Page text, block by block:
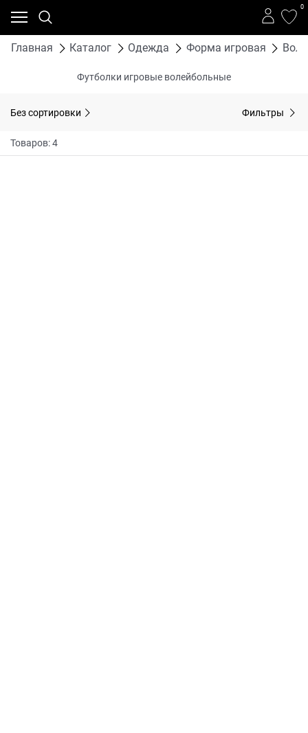
0
Главная Каталог Одежда Форма игровая
Футболки игровые волейбольные
Без сортировки Фильтры
Товаров: 4